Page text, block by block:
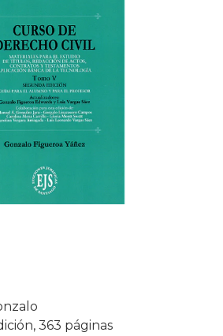
363 páginas